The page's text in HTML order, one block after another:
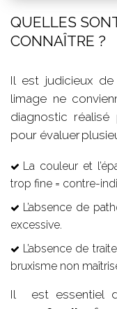
QUELLES
CONNAÎTRE ?
Il est judicieux
limage ne
diagnostic
pour évaluer
La couleur et
trop fine = contre-
L’absence de
excessive.
L’absence de
bruxisme non
Il est essentiel